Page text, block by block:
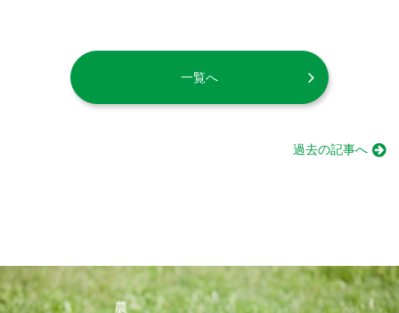
一覧へ
過去の記事へ